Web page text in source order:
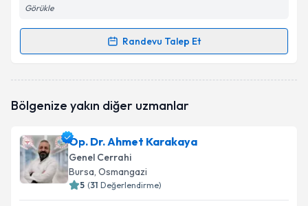
Görükle
Randevu Talep Et
Randevu Takvimi Talebi
oluşturun. Size bu uzmandan randevu almanız için bir
E-posta Adresiniz
Bölgenize yakın diğer uzmanlar
Op. Dr. Ahmet Karakaya
Genel Cerrahi
Bursa, Osmangazi
5 (31 Değerlendirme)